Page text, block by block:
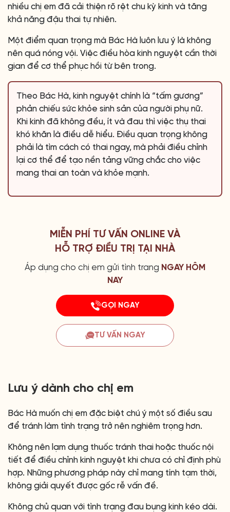
nhiều chị em đã cải thiện rõ rệt chu kỳ kinh và tăng
khả năng đậu thai tự nhiên.
Một điểm quan trọng mà Bác Hà luôn lưu ý là không
nên quá nóng vội. Việc điều hòa kinh nguyệt cần thời
gian để cơ thể phục hồi từ bên trong.
Theo Bác Hà, kinh nguyệt chính là “tấm gương”
phản chiếu sức khỏe sinh sản của người phụ nữ.
Khi kinh đã không đều, ít và đau thì việc thụ thai
khó khăn là điều dễ hiểu. Điều quan trọng không
phải là tìm cách có thai ngay, mà phải điều chỉnh
lại cơ thể để tạo nền tảng vững chắc cho việc
mang thai an toàn và khỏe mạnh.
MIỄN PHÍ TƯ VẤN ONLINE VÀ
HỖ TRỢ ĐIỀU TRỊ TẠI NHÀ
Áp dụng cho chị em gửi tình trang NGAY HÔM
NAY
GỌI NGAY
TƯ VẤN NGAY
Lưu ý dành cho chị em
Bác Hà muốn chị em đặc biệt chú ý một số điều sau
để tránh làm tình trạng trở nên nghiêm trọng hơn.
Không nên lạm dụng thuốc tránh thai hoặc thuốc nội
tiết để điều chỉnh kinh nguyệt khi chưa có chỉ định phù
hợp. Những phương pháp này chỉ mang tính tạm thời,
không giải quyết được gốc rễ vấn đề.
Không chủ quan với tình trạng đau bụng kinh kéo dài.